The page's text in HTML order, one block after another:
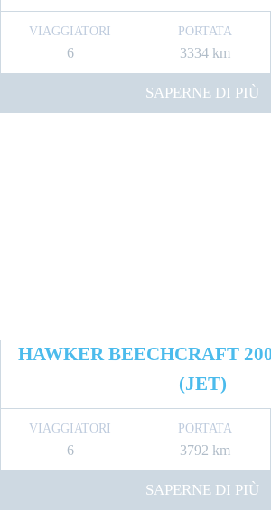
VIAGGIATORI
6
PORTATA
3334 km
SAPERNE DI PIÙ
HAWKER BEECHCRAFT
(JET)
VIAGGIATORI
6
PORTATA
3792 km
SAPERNE DI PIÙ